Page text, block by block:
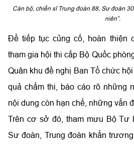
Cán bộ, chiến sĩ Trung đoàn 88, Sư đoàn
niên”.
Để tiếp tục củng cố, hoàn thiện
tham gia hội thi cấp Bộ Quốc
Quân khu đề nghị Ban Tổ chức
quả chấm thi, báo cáo rõ những
nội dung còn hạn chế, những vấn
Trên cơ sở đó, tham mưu Bộ Tư
Sư đoàn, Trung đoàn khẩn